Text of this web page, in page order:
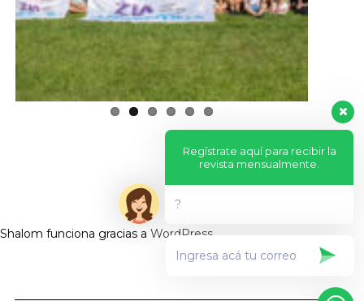
Shalom funciona gracias a WordPress
Regístrate aquí para recibir la
revista mensualmente.
?